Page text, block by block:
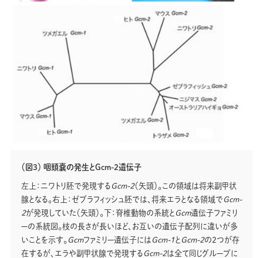
（図3） 咽頭嚢の発生とGcm-2遺伝子
左上：ニワトリ胚で発現するGcm-2（矢頭）。この領域は将来副甲状
腺となる。右上：ゼブラフィッシュ胚では、将来エラとなる領域でGcm-
2が発現していた（矢頭）。下：脊椎動物の系統とGcm遺伝子ファミリ
ーの系統図。枝の長さが長いほど、お互いの遺伝子配列に違いが多
いことを示す。 Gcmファミリー遺伝子にはGcm-1とGcm-2の２つが存
在するが、エラや副甲状腺で発現するGcm-2は全て同じグループに